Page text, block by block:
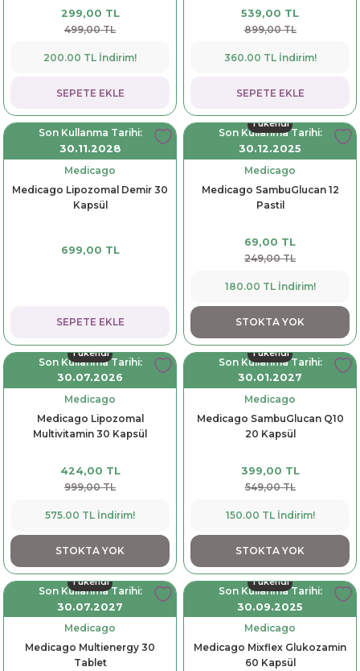
Sporcu Takviyeleri
Pekmez-Bal-Macun
Propolis-Arı ve Ürünleri
Resveratrol
299,00 TL
499,00 TL
200.00 TL İndirim!
SEPETE EKLE
539,00 TL
899,00 TL
360.00 TL İndirim!
SEPETE EKLE
Son Kullanma Tarihi:
30.11.2028
Medicago
Medicago Lipozomal Demir 30
Kapsül
699,00 TL
SEPETE EKLE
Tükendi
Son Kullanma Tarihi:
30.12.2025
Medicago
Medicago SambuGlucan 12
Pastil
69,00 TL
249,00 TL
180.00 TL İndirim!
STOKTA YOK
Tükendi
Son Kullanma Tarihi:
30.07.2026
Medicago
Medicago Lipozomal
Multivitamin 30 Kapsül
424,00 TL
999,00 TL
575.00 TL İndirim!
STOKTA YOK
Tükendi
Son Kullanma Tarihi:
30.01.2027
Medicago
Medicago SambuGlucan Q10
20 Kapsül
399,00 TL
549,00 TL
150.00 TL İndirim!
STOKTA YOK
Tükendi
Son Kullanma Tarihi:
30.07.2027
Medicago
Medicago Multienergy 30
Tablet
Tükendi
Son Kullanma Tarihi:
30.09.2025
Medicago
Medicago Mixflex Glukozamin
60 Kapsül